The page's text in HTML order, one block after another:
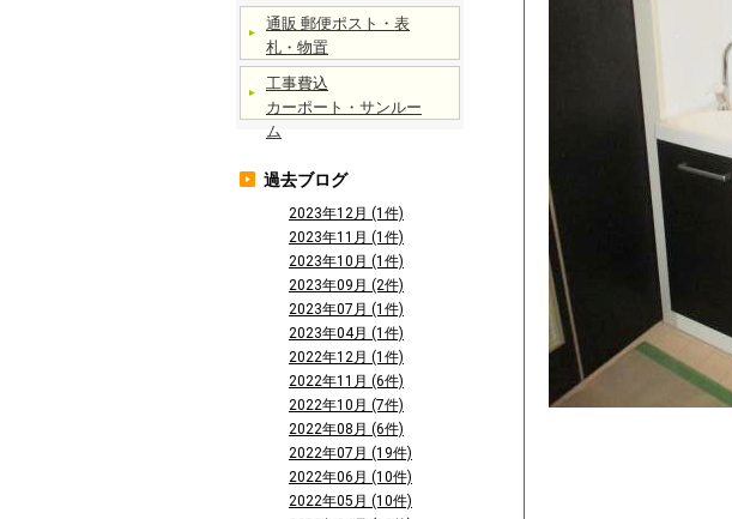
通販 郵便ポスト・表
札・物置
工事費込
カーポート・サンルー
ム
過去ブログ
2023年12月 (1件)
2023年11月 (1件)
2023年10月 (1件)
2023年09月 (2件)
2023年07月 (1件)
2023年04月 (1件)
2022年12月 (1件)
2022年11月 (6件)
2022年10月 (7件)
2022年08月 (6件)
2022年07月 (19件)
2022年06月 (10件)
2022年05月 (10件)